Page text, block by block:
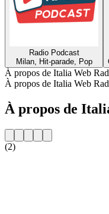
Radio Podcast
Milan, Hit-parade, Pop
À propos de Italia Web
À propos de Italia Web
À propos de
(2)